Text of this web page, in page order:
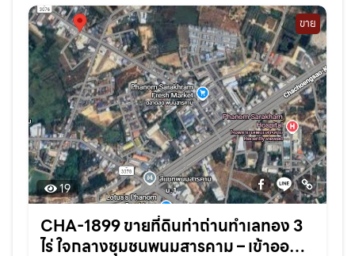
ขาย
19
CHA-1899 ขายที่ดินท่าถ่านทำเลทอง 3
ไร่ ใจกลางชุมชนพนมสารคาม – เข้าออก